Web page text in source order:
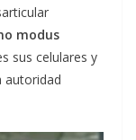
modus
sus celulares y
autoridad